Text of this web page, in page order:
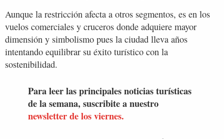
Aunque la restricción afecta a otros segmentos, es en los
vuelos comerciales y cruceros donde adquiere mayor
dimensión y simbolismo pues la ciudad lleva años
intentando equilibrar su éxito turístico con la
sostenibilidad.
Para leer las principales noticias turísticas
de la semana, suscribite a nuestro
newsletter de los viernes.